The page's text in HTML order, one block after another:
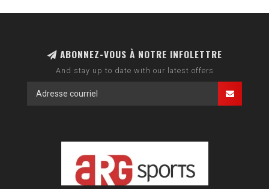
ABONNEZ-VOUS À NOTRE INFOLETTRE
And stay up to date with our latest offers